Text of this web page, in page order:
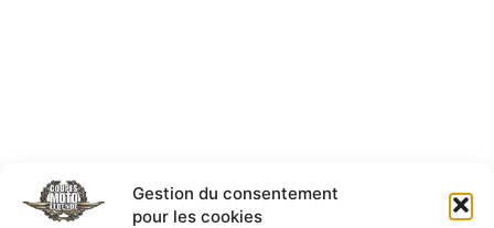
Gestion du consentement
pour les cookies